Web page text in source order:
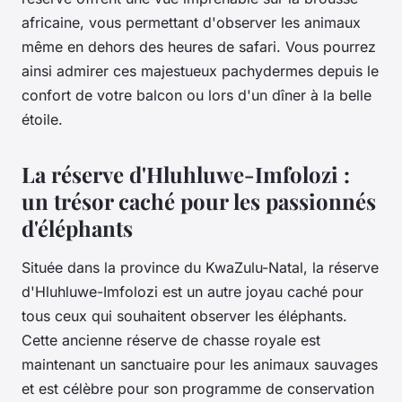
africaine, vous permettant d'observer les animaux
même en dehors des heures de safari. Vous pourrez
ainsi admirer ces majestueux pachydermes depuis le
confort de votre balcon ou lors d'un dîner à la belle
étoile.
La réserve d'Hluhluwe-Imfolozi :
un trésor caché pour les passionnés
d'éléphants
Située dans la province du KwaZulu-Natal, la réserve
d'Hluhluwe-Imfolozi est un autre joyau caché pour
tous ceux qui souhaitent observer les éléphants.
Cette ancienne réserve de chasse royale est
maintenant un sanctuaire pour les animaux sauvages
et est célèbre pour son programme de conservation